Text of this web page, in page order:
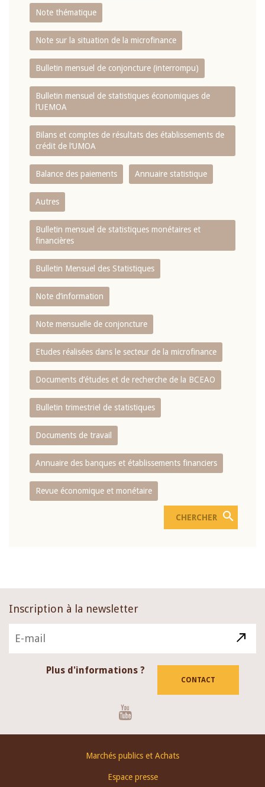
Note thématique
Note sur la situation de la microfinance
Bulletin mensuel de conjoncture (interrompu)
Bulletin mensuel de statistiques économiques de
l‘UEMOA
Bilans et comptes de résultats des établissements de
crédit de l‘UMOA
Balance des paiements Annuaire statistique
Autres
Bulletin mensuel de statistiques monétaires et
financières
Bulletin Mensuel des Statistiques
Note d’information
Note mensuelle de conjoncture
Etudes réalisées dans le secteur de la microfinance
Documents d’études et de recherche de la BCEAO
Bulletin trimestriel de statistiques
Documents de travail
Annuaire des banques et établissements financiers
Revue économique et monétaire
Inscription à la newsletter
Plus d'informations ?
CONTACT
Marchés publics et Achats
Espace presse